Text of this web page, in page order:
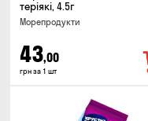
теріякі, 4.5г
Морепродукти
43,00
грн за 1 шт